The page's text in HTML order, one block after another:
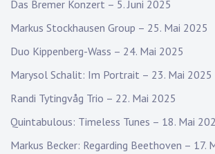
Das Bremer Konzert – 5. Juni 2025
Markus Stockhausen Group – 25. Mai 2025
Duo Kippenberg-Wass – 24. Mai 2025
Marysol Schalit: Im Portrait – 23. Mai 2025
Randi Tytingvåg Trio – 22. Mai 2025
Quintabulous: Timeless Tunes – 18. Mai
Markus Becker: Regarding Beethoven – 17.